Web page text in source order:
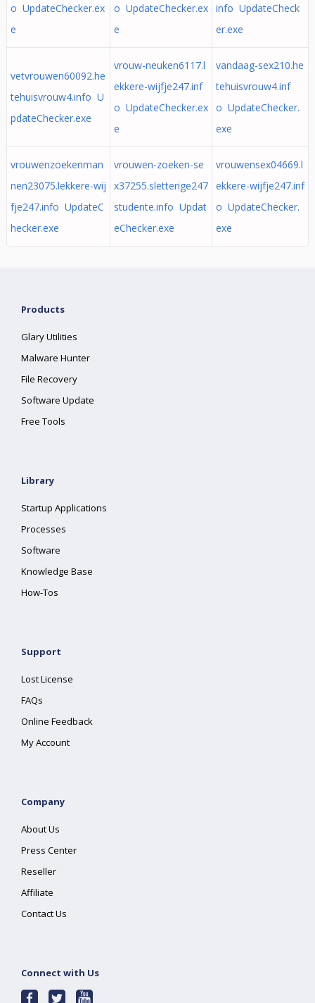
o UpdateChecker.ex
e
o UpdateChecker.ex
e
info UpdateCheck
er.exe
vetvrouwen60092.he
tehuisvrouw4.info U
pdateChecker.exe
vrouw-neuken6117.l
ekkere-wijfje247.inf
o UpdateChecker.ex
e
vandaag-sex210.he
tehuisvrouw4.inf
o UpdateChecker.
exe
vrouwenzoekenman
nen23075.lekkere-wij
fje247.info UpdateC
hecker.exe
vrouwen-zoeken-se
x37255.sletterige247
studente.info Updat
eChecker.exe
vrouwensex04669.l
ekkere-wijfje247.inf
o UpdateChecker.
exe
Products
Glary Utilities
Malware Hunter
File Recovery
Software Update
Free Tools
Library
Startup Applications
Processes
Software
Knowledge Base
How-Tos
Support
Lost License
FAQs
Online Feedback
My Account
Company
About Us
Press Center
Reseller
Affiliate
Contact Us
Connect with Us